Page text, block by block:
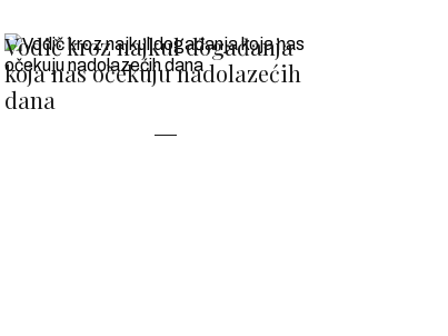
Vodič kroz najkul događanja
koja nas očekuju nadolazećih
dana